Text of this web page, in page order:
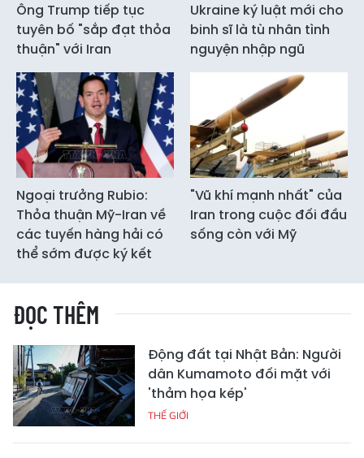
Ông Trump tiếp tục
tuyên bố "sắp đạt thỏa
thuận" với Iran
Ukraine ký luật mới cho
binh sĩ là tù nhân tình
nguyện nhập ngũ
Ngoại trưởng Rubio:
Thỏa thuận Mỹ-Iran về
các tuyến hàng hải có
thể sớm được ký kết
"Vũ khí mạnh nhất" của
Iran trong cuộc đối đầu
sống còn với Mỹ
ĐỌC THÊM
Động đất tại Nhật Bản: Người
dân Kumamoto đối mặt với
'thảm họa kép'
THẾ GIỚI